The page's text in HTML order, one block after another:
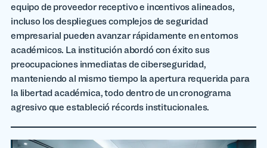
equipo de proveedor receptivo e incentivos alineados,
incluso los despliegues complejos de seguridad
empresarial pueden avanzar rápidamente en entornos
académicos. La institución abordó con éxito sus
preocupaciones inmediatas de ciberseguridad,
manteniendo al mismo tiempo la apertura requerida para
la libertad académica, todo dentro de un cronograma
agresivo que estableció récords institucionales.